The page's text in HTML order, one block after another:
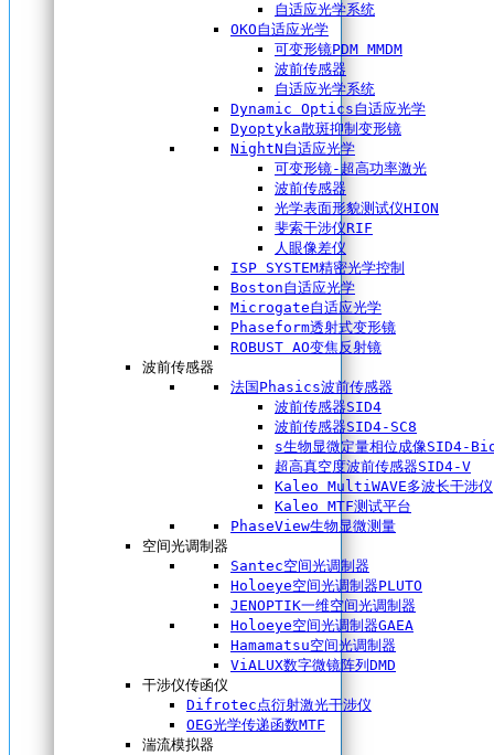
自适应光学系统
OKO自适应光学
可变形镜PDM MMDM
波前传感器
自适应光学系统
Dynamic Optics自适应光学
Dyoptyka散斑抑制变形镜
NightN自适应光学
可变形镜-超高功率激光
波前传感器
光学表面形貌测试仪HION
斐索干涉仪RIF
人眼像差仪
ISP SYSTEM精密光学控制
Boston自适应光学
Microgate自适应光学
Phaseform透射式变形镜
ROBUST AO变焦反射镜
波前传感器
法国Phasics波前传感器
波前传感器SID4
波前传感器SID4-SC8
s生物显微定量相位成像SID4-
超高真空度波前传感器SID4-V
Kaleo MultiWAVE多波长干涉仪
Kaleo MTF测试平台
PhaseView生物显微测量
空间光调制器
Santec空间光调制器
Holoeye空间光调制器PLUTO
JENOPTIK一维空间光调制器
Holoeye空间光调制器GAEA
Hamamatsu空间光调制器
ViALUX数字微镜阵列DMD
干涉仪传函仪
Difrotec点衍射激光干涉仪
OEG光学传递函数MTF
湍流模拟器